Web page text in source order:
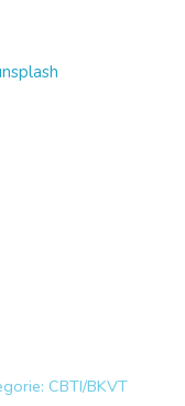
CBTI/BKVT